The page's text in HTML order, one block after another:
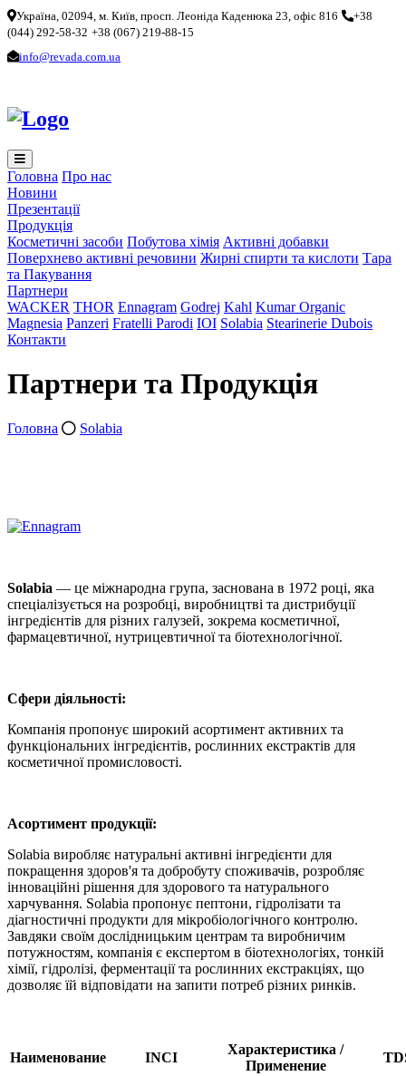
Україна, 02094, м. Київ, просп. Леоніда Каденюка 23, офіс 816
+38
(044) 292-58-32 +38 (067) 219-88-15
info@revada.com.ua
Головна Про нас
Новини
Презентації
Продукція
Косметичні засоби Побутова хімія Активні добавки
Поверхнево активні речовини Жирні спирти та кислоти Тара
та Пакування
Партнери
WACKER THOR Ennagram Godrej Kahl Kumar Organic
Magnesia Panzeri Fratelli Parodi IOI Solabia Stearinerie Dubois
Контакти
Партнери та Продукція
Головна Solabia
Solabia — це міжнародна група, заснована в 1972 році, яка
спеціалізується на розробці, виробництві та дистрибуції
інгредієнтів для різних галузей, зокрема косметичної,
фармацевтичної, нутрицевтичної та біотехнологічної.
Сфери діяльності:
Компанія пропонує широкий асортимент активних та
функціональних інгредієнтів, рослинних екстрактів для
косметичної промисловості.
Асортимент продукції:
Solabia виробляє натуральні активні інгредієнти для
покращення здоров'я та добробуту споживачів, розробляє
інноваційні рішення для здорового та натурального
харчування. Solabia пропонує пептони, гідролізати та
діагностичні продукти для мікробіологічного контролю.
Завдяки своїм дослідницьким центрам та виробничим
потужностям, компанія є експертом в біотехнологіях, тонкій
хімії, гідролізі, ферментації та рослинних екстракціях, що
дозволяє їй відповідати на запити потреб різних ринків.
Наименование INCI
Характеристика /
Применение